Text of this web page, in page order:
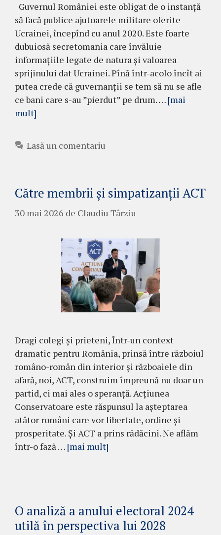
Guvernul României este obligat de o instanță
să facă publice ajutoarele militare oferite
Ucrainei, începînd cu anul 2020. Este foarte
dubuiosă secretomania care învăluie
informațiile legate de natura și valoarea
sprijinului dat Ucrainei. Pînă într-acolo încît ai
putea crede că guvernanții se tem să nu se afle
ce bani care s-au ”pierdut” pe drum. … [mai
mult]
Lasă un comentariu
Către membrii și simpatizanții ACT
30 mai 2026 de Claudiu Târziu
Dragi colegi și prieteni, Într-un context
dramatic pentru România, prinsă între războiul
româno-român din interior și războaiele din
afară, noi, ACT, construim împreună nu doar un
partid, ci mai ales o speranță. Acțiunea
Conservatoare este răspunsul la așteptarea
atâtor români care vor libertate, ordine și
prosperitate. Și ACT a prins rădăcini. Ne aflăm
într-o fază … [mai mult]
O analiză a anului electoral 2024
utilă în perspectiva lui 2028